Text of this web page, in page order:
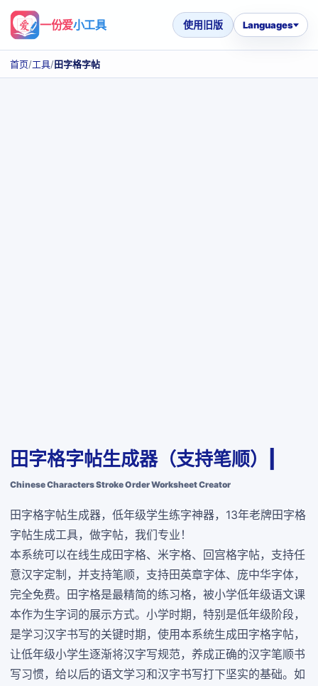
一份爱小工具 使用旧版 Languages
首页/工具/田字格字帖
田字格字帖生成器（支持笔顺）|
Chinese Characters Stroke Order Worksheet Creator
田字格字帖生成器，低年级学生练字神器，13年老牌田字格
字帖生成工具，做字帖，我们专业！
本系统可以在线生成田字格、米字格、回宫格字帖，支持任
意汉字定制，并支持笔顺，支持田英章字体、庞中华字体，
完全免费。田字格是最精简的练习格，被小学低年级语文课
本作为生字词的展示方式。小学时期，特别是低年级阶段，
是学习汉字书写的关键时期，使用本系统生成田字格字帖，
让低年级小学生逐渐将汉字写规范，养成正确的汉字笔顺书
写习惯，给以后的语文学习和汉字书写打下坚实的基础。如